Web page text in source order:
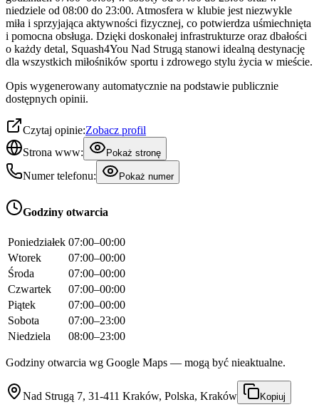
niedziele od 08:00 do 23:00. Atmosfera w klubie jest niezwykle
miła i sprzyjająca aktywności fizycznej, co potwierdza uśmiechnięta
i pomocna obsługa. Dzięki doskonałej infrastrukturze oraz dbałości
o każdy detal, Squash4You Nad Strugą stanowi idealną destynację
dla wszystkich miłośników sportu i zdrowego stylu życia w mieście.
Opis wygenerowany automatycznie na podstawie publicznie
dostępnych opinii.
Czytaj opinie:Zobacz profil
Strona www:
Pokaż stronę
Numer telefonu: Pokaż numer
Godziny otwarcia
Poniedziałek 07:00–00:00
Wtorek
07:00–00:00
Środa
07:00–00:00
Czwartek
07:00–00:00
Piątek
07:00–00:00
Sobota
07:00–23:00
Niedziela
08:00–23:00
Godziny otwarcia wg Google Maps — mogą być nieaktualne.
Nad Strugą 7, 31-411 Kraków, Polska, Kraków Kopiuj